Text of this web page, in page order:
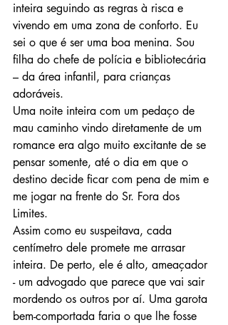
inteira seguindo as regras à risca e
vivendo em uma zona de conforto. Eu
sei o que é ser uma boa menina. Sou
filha do chefe de polícia e bibliotecária
– da área infantil, para crianças
adoráveis.
Uma noite inteira com um pedaço de
mau caminho vindo diretamente de um
romance era algo muito excitante de se
pensar somente, até o dia em que o
destino decide ficar com pena de mim e
me jogar na frente do Sr. Fora dos
Limites.
Assim como eu suspeitava, cada
centímetro dele promete me arrasar
inteira. De perto, ele é alto, ameaçador
- um advogado que parece que vai sair
mordendo os outros por aí. Uma garota
bem-comportada faria o que lhe fosse